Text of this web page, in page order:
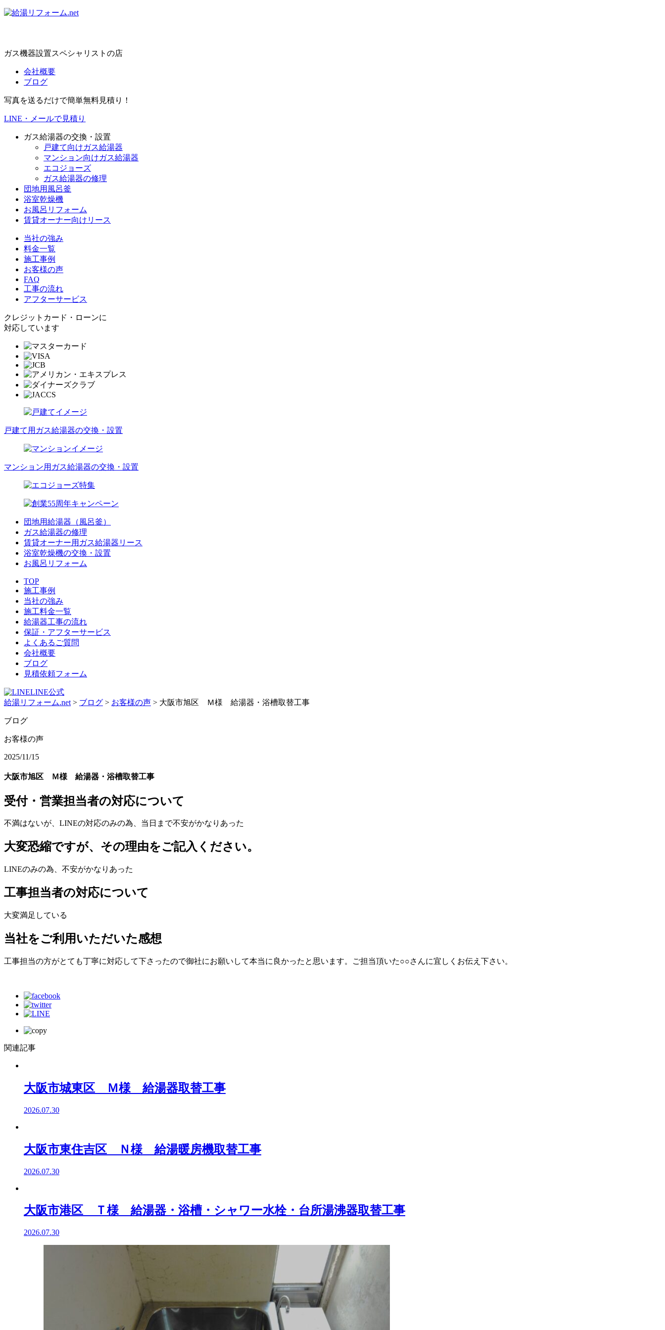
ガス機器設置スペシャリストの店
会社概要
ブログ
写真を送るだけで簡単無料見積り！
LINE・メールで見積り
ガス給湯器の交換・設置
戸建て向けガス給湯器
マンション向けガス給湯器
エコジョーズ
ガス給湯器の修理
団地用風呂釜
浴室乾燥機
お風呂リフォーム
賃貸オーナー向けリース
当社の強み
料金一覧
施工事例
お客様の声
FAQ
工事の流れ
アフターサービス
クレジットカード・ローンに
対応しています
戸建て用ガス給湯器の交換・設置
マンション用ガス給湯器の交換・設置
団地用給湯器（風呂釜）
ガス給湯器の修理
賃貸オーナー用ガス給湯器リース
浴室乾燥機の交換・設置
お風呂リフォーム
TOP
施工事例
当社の強み
施工料金一覧
給湯器工事の流れ
保証・アフターサービス
よくあるご質問
会社概要
ブログ
見積依頼フォーム
LINE公式
給湯リフォーム.net > ブログ > お客様の声 > 大阪市旭区 Ｍ様 給湯器・浴槽取替工事
ブログ
お客様の声
2025/11/15
大阪市旭区 Ｍ様 給湯器・浴槽取替工事
受付・営業担当者の対応について
不満はないが、LINEの対応のみの為、当日まで不安がかなりあった
大変恐縮ですが、その理由をご記入ください。
LINEのみの為、不安がかなりあった
工事担当者の対応について
大変満足している
当社をご利用いただいた感想
工事担当の方がとても丁寧に対応して下さったので御社にお願いして本当に良かったと思います。ご担当頂いた○○さんに宜しくお伝え下さい。
関連記事
大阪市城東区 Ｍ様 給湯器取替工事
2026.07.30
大阪市東住吉区 Ｎ様 給湯暖房機取替工事
2026.07.30
大阪市港区 Ｔ様 給湯器・浴槽・シャワー水栓・台所湯沸器取替工事
2026.07.30